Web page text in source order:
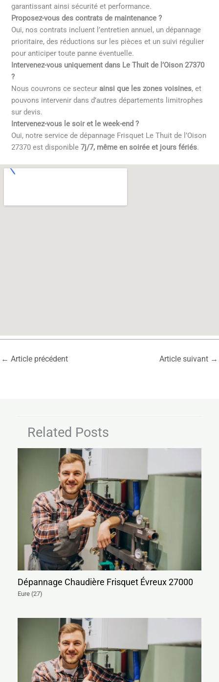
garantissant ainsi sécurité et performance.
Proposez-vous des contrats de maintenance ?
Oui, nos contrats incluent l’entretien annuel, un dépannage
prioritaire, des réductions sur les pièces et un suivi régulier
pour anticiper toute panne éventuelle.
Intervenez-vous uniquement dans Le Thuit de l’Oison 27370
?
Nous couvrons ce secteur ainsi que les zones voisines, et
pouvons intervenir dans d’autres départements limitrophes
sur devis.
Intervenez-vous le soir et le week-end ?
Oui, notre service de dépannage Frisquet Le Thuit de l’Oison
27370 est disponible7j/7, même en soirée et jours fériés.
← Article précédent Article suivant →
Related Posts
Dépannage Chaudière Frisquet Évreux 27000
Eure (27)